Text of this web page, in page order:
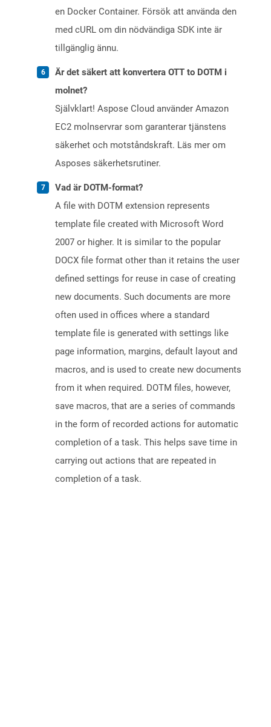
en Docker Container. Försök att använda den
med cURL om din nödvändiga SDK inte är
tillgänglig ännu.
Är det säkert att konvertera OTT to DOTM i
molnet?
Självklart! Aspose Cloud använder Amazon
EC2 molnservrar som garanterar tjänstens
säkerhet och motståndskraft. Läs mer om
Asposes säkerhetsrutiner.
Vad är DOTM-format?
A file with DOTM extension represents
template file created with Microsoft Word
2007 or higher. It is similar to the popular
DOCX file format other than it retains the user
defined settings for reuse in case of creating
new documents. Such documents are more
often used in offices where a standard
template file is generated with settings like
page information, margins, default layout and
macros, and is used to create new documents
from it when required. DOTM files, however,
save macros, that are a series of commands
in the form of recorded actions for automatic
completion of a task. This helps save time in
carrying out actions that are repeated in
completion of a task.